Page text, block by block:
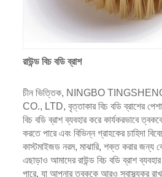
রাউন্ড বিচ বডি ব্রাশ
চীন ভিত্তিক, NINGBO
CO., LTD, বৃত্তাকার বিচ বডি ব্রাশের
বিচ বডি ব্রাশ ব্যবহার করে কার্যকরভাবে
করতে পারে এবং বিভিন্ন গ্রাহকের চাহিদা
কাস্টমাইজড নরম, মাঝারি, শক্ত করার জন্য
এছাড়াও আমাদের রাউন্ড বিচ বডি ব্রাশ
পারে, যা আপনার ত্বককে আরও স্বাস্থ্যকর